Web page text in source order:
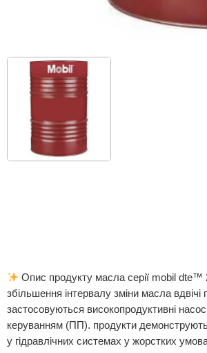
Опис продукту масла серії mobil dte™
збільшення інтервалу зміни масла
застосовуються високопродуктивні
керуванням (ПП). продукти демонструють
у гідравлічних системах у жорстких